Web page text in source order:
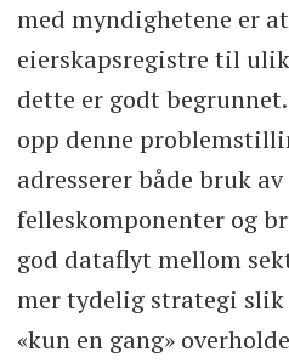
med myndighetene er
eierskapsregistre til
dette er godt
opp denne
adresserer både bruk
felleskomponenter og
god dataflyt mellom
mer tydelig strategi
«kun en gang»